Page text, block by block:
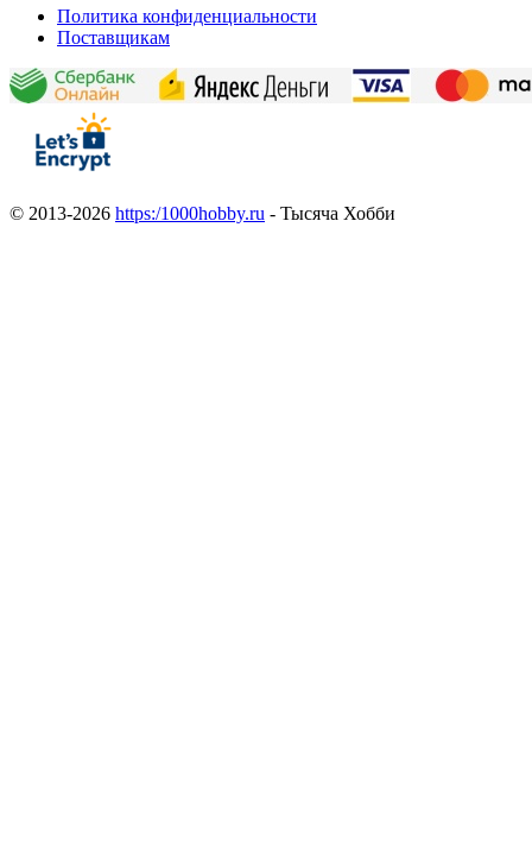
Политика конфиденциальности
Поставщикам
© 2013-2026 https:/1000hobby.ru - Тысяча Хобби